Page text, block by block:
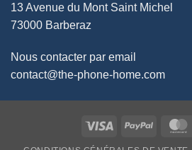
13 Avenue du Mont Saint Michel
73000 Barberaz
Nous contacter par email
contact@the-phone-home.com
Visa PayPal